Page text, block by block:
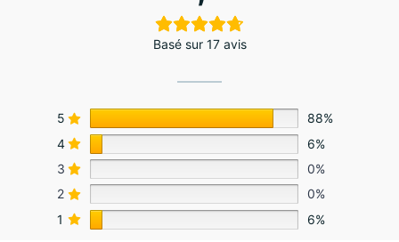
Basé sur 17 avis
5
88%
4
6%
3
0%
2
0%
1
6%